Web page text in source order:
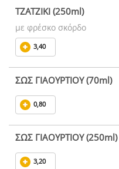
ΤΖΑΤΖΙΚΙ (250ml)
με φρέσκο σκόρδο
3,40
ΣΩΣ ΓΙΑΟΥΡΤΙΟΥ (70ml)
0,80
ΣΩΣ ΓΙΑΟΥΡΤΙΟΥ (250ml)
3,20